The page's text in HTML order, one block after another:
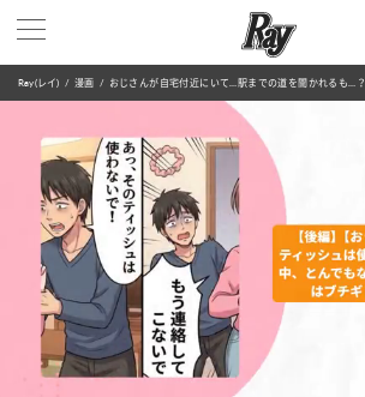
Ray(レイ) 漫画 おじさんが自宅付近にいて…駅までの道を聞かれるも…？